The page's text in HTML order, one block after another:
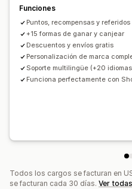
Beneficios para miembros
Recompensas personalizadas
Funciones
Puntos, recompensas y referidos
+15 formas de ganar y canjear
Descuentos y envíos gratis
Personalización de marca
Soporte multilingüe (+20
Funciona perfectamente con
Todos los cargos se facturan en
se facturan cada 30 días. Ver